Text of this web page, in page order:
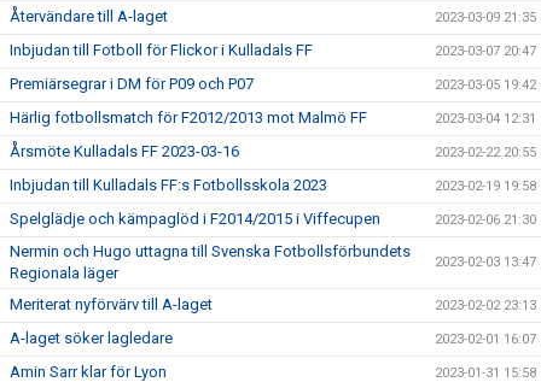
Återvändare till A-laget 2023-03-09 21:35
Inbjudan till Fotboll för Flickor i Kulladals FF 2023-03-07 20:47
Premiärsegrar i DM för P09 och P07 2023-03-05 19:42
Härlig fotbollsmatch för F2012/2013 mot Malmö FF 2023-03-04 12:31
Årsmöte Kulladals FF 2023-03-16 2023-02-22 20:55
Inbjudan till Kulladals FF:s Fotbollsskola 2023 2023-02-19 19:58
Spelglädje och kämpaglöd i F2014/2015 i Viffecupen 2023-02-06 21:30
Nermin och Hugo uttagna till Svenska Fotbollsförbundets
Regionala läger
2023-02-03 13:47
Meriterat nyförvärv till A-laget 2023-02-02 23:13
A-laget söker lagledare 2023-02-01 16:07
Amin Sarr klar för Lyon 2023-01-31 15:58